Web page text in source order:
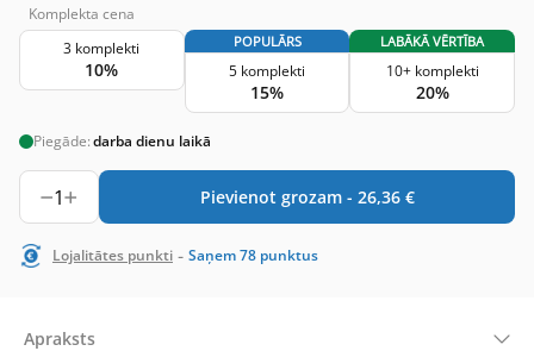
Komplekta cena
3 komplekti
10%
POPULĀRS
5 komplekti
15%
LABĀKĀ VĒRTĪBA
10+ komplekti
20%
Piegāde:darba dienu laikā
1 Pievienot grozam - 26,36 €
Lojalitātes punkti - Saņem78 punktus
Apraksts